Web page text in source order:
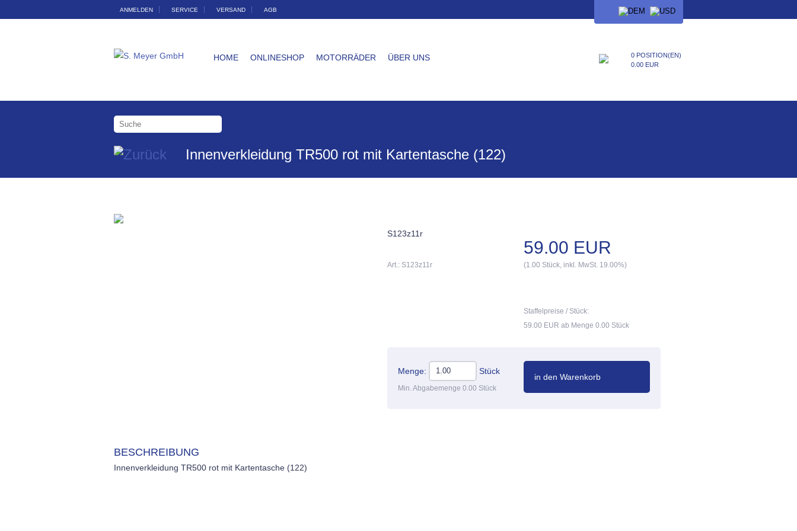
ANMELDEN SERVICE VERSAND AGB
HOME ONLINESHOP MOTORRÄDER ÜBER UNS
0 POSITION(EN)
0.00 EUR
Innenverkleidung TR500 rot mit Kartentasche (122)
S123z11r
59.00 EUR
Art.: S123z11r (1.00 Stück, inkl. MwSt. 19.00%)
Staffelpreise / Stück:
59.00 EUR ab Menge 0.00 Stück
Menge: Stück
Min. Abgabemenge 0.00 Stück
in den Warenkorb
BESCHREIBUNG
Innenverkleidung TR500 rot mit Kartentasche (122)